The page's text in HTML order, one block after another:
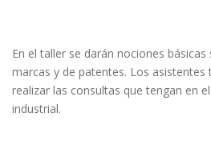
En el taller se darán nociones
marcas y de patentes. Los
realizar las consultas que tengan en
industrial.